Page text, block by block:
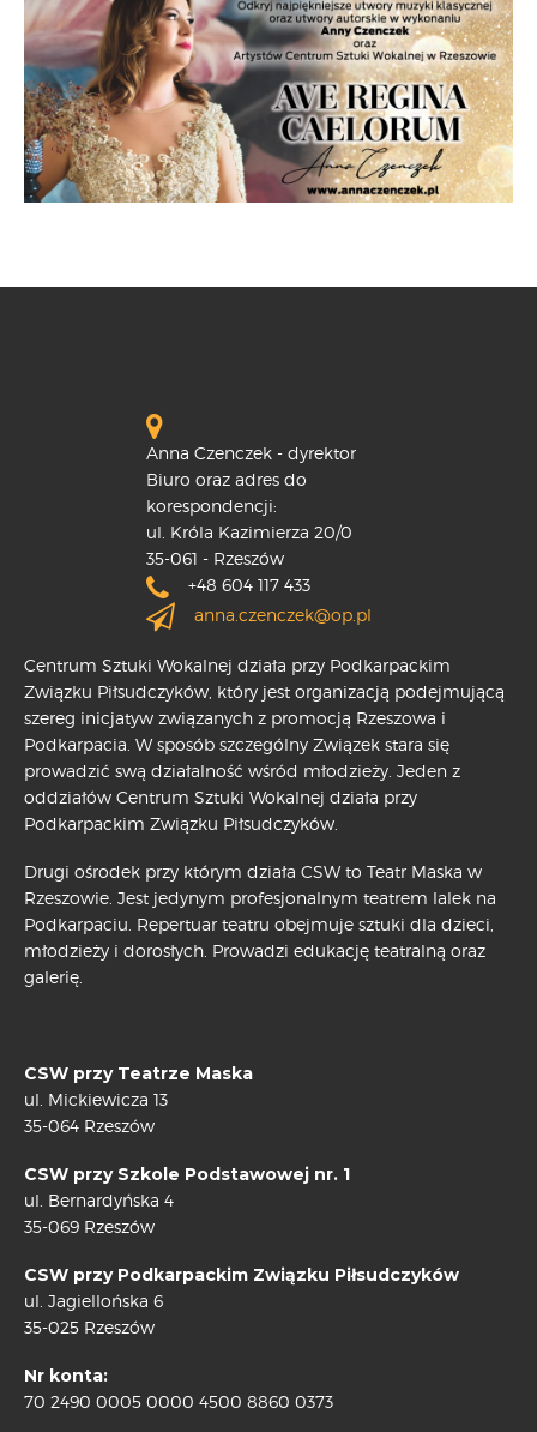
Anna Czenczek - dyrektor
Biuro oraz adres do
korespondencji:
ul. Króla Kazimierza 20/0
35-061 - Rzeszów
+48 604 117 433
anna.czenczek@op.pl
Centrum Sztuki Wokalnej działa przy Podkarpackim
Związku Piłsudczyków, który jest organizacją podejmującą
szereg inicjatyw związanych z promocją Rzeszowa i
Podkarpacia. W sposób szczególny Związek stara się
prowadzić swą działalność wśród młodzieży. Jeden z
oddziałów Centrum Sztuki Wokalnej działa przy
Podkarpackim Związku Piłsudczyków.
Drugi ośrodek przy którym działa CSW to Teatr Maska w
Rzeszowie. Jest jedynym profesjonalnym teatrem lalek na
Podkarpaciu. Repertuar teatru obejmuje sztuki dla dzieci,
młodzieży i dorosłych. Prowadzi edukację teatralną oraz
galerię.
CSW przy Teatrze Maska
ul. Mickiewicza 13
35-064 Rzeszów
CSW przy Szkole Podstawowej nr. 1
ul. Bernardyńska 4
35-069 Rzeszów
CSW przy Podkarpackim Związku Piłsudczyków
ul. Jagiellońska 6
35-025 Rzeszów
Nr konta:
70 2490 0005 0000 4500 8860 0373